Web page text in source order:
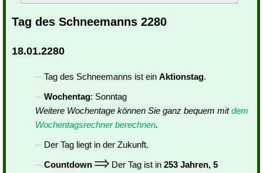
Tag des Schneemanns 2280
18.01.2280
Tag des Schneemanns ist ein Aktionstag.
Wochentag: Sonntag
Weitere Wochentage können Sie ganz bequem mitdem
Wochentagsrechner berechnen.
Der Tag liegt in der Zukunft.
Countdown
Der Tag ist in 253 Jahren, 5